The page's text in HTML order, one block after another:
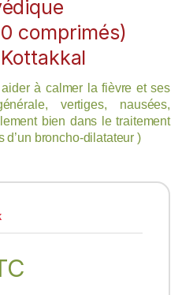
comprimés)
à calmer la fièvre et ses
vertiges, nausées,
bien dans le traitement
d’un broncho-dilatateur )